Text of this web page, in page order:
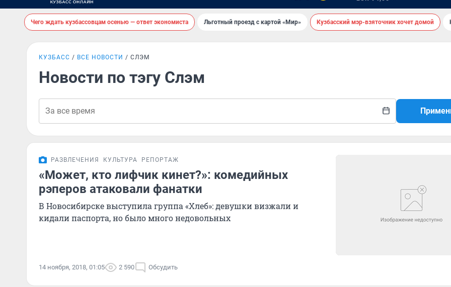
Чего ждать кузбассовцам осенью — ответ экономиста Льготный проезд с картой «Мир» Кузбасский мэр-взяточник хочет домой
КУЗБАСС ВСЕ НОВОСТИ СЛЭМ
Новости по тэгу Слэм
РАЗВЛЕЧЕНИЯ КУЛЬТУРА РЕПОРТАЖ
«Может, кто лифчик кинет?»: комедийных
рэперов атаковали фанатки
В Новосибирске выступила группа «Хлеб»: девушки визжали и
кидали паспорта, но было много недовольных
14 ноября, 2018, 01:05 2 590 Обсудить